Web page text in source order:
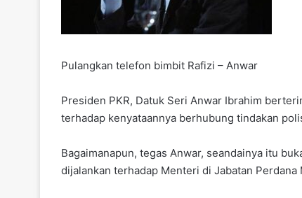
Pulangkan telefon bimbit Rafizi – Anwar
Presiden PKR, Datuk Seri Anwar Ibrahim
terhadap kenyataannya berhubung tindakan
Bagaimanapun, tegas Anwar, seandainya itu
dijalankan terhadap Menteri di Jabatan